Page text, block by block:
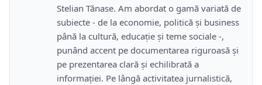
Stelian Tănase. Am abordat o gamă variată de
subiecte - de la economie, politică și business
până la cultură, educație și teme sociale -,
punând accent pe documentarea riguroasă și
pe prezentarea clară și echilibrată a
informației. Pe lângă activitatea jurnalistică,